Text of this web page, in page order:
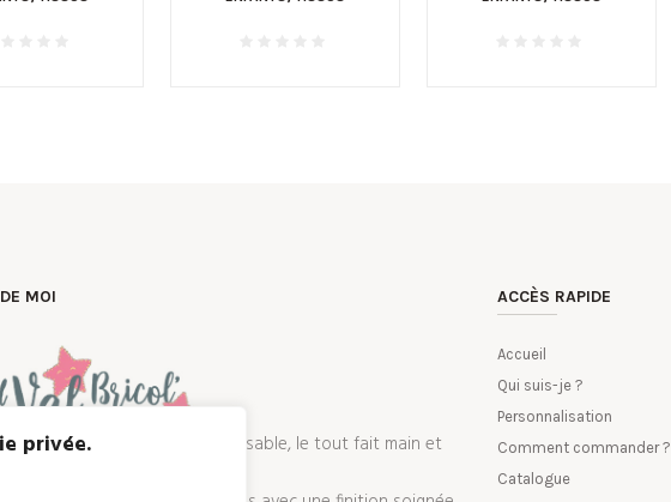
privée.
MOI
cadeau unique et personnalisable, le tout fait main et
ACCÈS RAPIDE
Accueil
Qui suis-je ?
Personnalisation
Comment commander ?
Catalogue